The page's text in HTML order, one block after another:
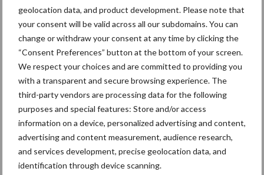
geolocation data, and product development. Please note that
your consent will be valid across all our subdomains. You can
change or withdraw your consent at any time by clicking the
“Consent Preferences” button at the bottom of your screen.
We respect your choices and are committed to providing you
with a transparent and secure browsing experience. The
third-party vendors are processing data for the following
purposes and special features: Store and/or access
information on a device, personalized advertising and content,
advertising and content measurement, audience research,
and services development, precise geolocation data, and
identification through device scanning.
Primaire
Sidebar
Recent nieuws Partner nieuws
7 aug
Britse varkenssector vreest
Beren Bigvitaliteit
Toon meer